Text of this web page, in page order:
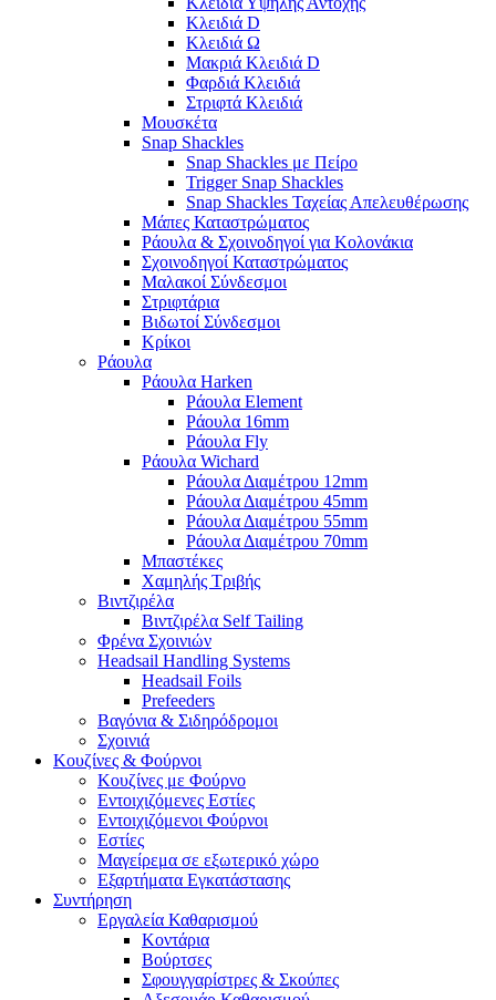
Κλειδιά D
Κλειδιά Ω
Μακριά Κλειδιά D
Φαρδιά Κλειδιά
Στριφτά Κλειδιά
Μουσκέτα
Snap Shackles
Snap Shackles με Πείρο
Trigger Snap Shackles
Snap Shackles Ταχείας Απελευθέρωσης
Μάπες Καταστρώματος
Ράουλα & Σχοινοδηγοί για Κολονάκια
Σχοινοδηγοί Καταστρώματος
Μαλακοί Σύνδεσμοι
Στριφτάρια
Βιδωτοί Σύνδεσμοι
Κρίκοι
Ράουλα
Ράουλα Harken
Ράουλα Element
Ράουλα 16mm
Ράουλα Fly
Ράουλα Wichard
Ράουλα Διαμέτρου 12mm
Ράουλα Διαμέτρου 45mm
Ράουλα Διαμέτρου 55mm
Ράουλα Διαμέτρου 70mm
Μπαστέκες
Χαμηλής Τριβής
Βιντζιρέλα
Βιντζιρέλα Self Tailing
Φρένα Σχοινιών
Headsail Handling Systems
Headsail Foils
Prefeeders
Βαγόνια & Σιδηρόδρομοι
Σχοινιά
Κουζίνες & Φούρνοι
Κουζίνες με Φούρνο
Εντοιχιζόμενες Εστίες
Εντοιχιζόμενοι Φούρνοι
Εστίες
Μαγείρεμα σε εξωτερικό χώρο
Εξαρτήματα Εγκατάστασης
Συντήρηση
Εργαλεία Καθαρισμού
Κοντάρια
Βούρτσες
Σφουγγαρίστρες & Σκούπες